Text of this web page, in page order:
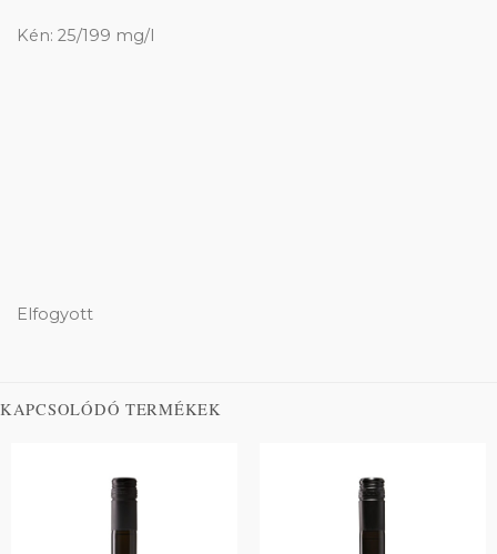
Kén: 25/199 mg/l
Elfogyott
KAPCSOLÓDÓ TERMÉKEK